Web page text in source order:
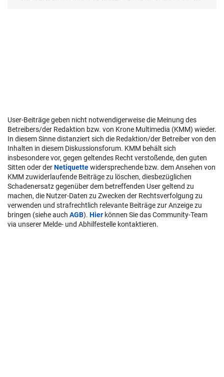
User-Beiträge geben nicht notwendigerweise die Meinung des
Betreibers/der Redaktion bzw. von Krone Multimedia (KMM) wieder.
In diesem Sinne distanziert sich die Redaktion/der Betreiber von den
Inhalten in diesem Diskussionsforum. KMM behält sich
insbesondere vor, gegen geltendes Recht verstoßende, den guten
Sitten oder derNetiquettewidersprechende bzw. dem Ansehen von
KMM zuwiderlaufende Beiträge zu löschen, diesbezüglichen
Schadenersatz gegenüber dem betreffenden User geltend zu
machen, die Nutzer-Daten zu Zwecken der Rechtsverfolgung zu
verwenden und strafrechtlich relevante Beiträge zur Anzeige zu
bringen (siehe auch AGB). Hier können Sie das Community-Team
via unserer Melde- und Abhilfestelle kontaktieren.